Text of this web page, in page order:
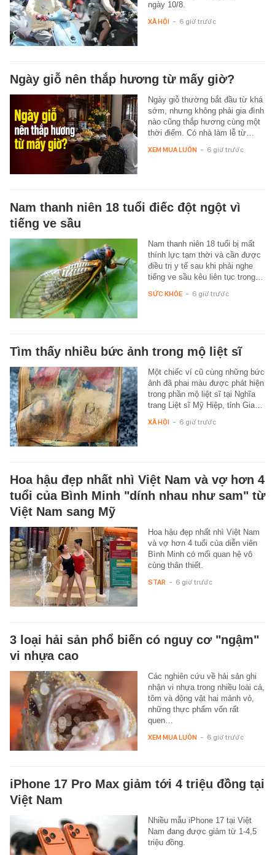
ngày 10/8.
XÃ HỘI - 6 giờ trước
Ngày giỗ nên thắp hương từ mấy giờ?
Ngày giỗ thường bắt đầu từ khá
sớm, nhưng không phải gia đình
nào cũng thắp hương cùng một
thời điểm. Có nhà làm lễ từ…
XEM MUA LUÔN - 6 giờ trước
Nam thanh niên 18 tuổi điếc đột ngột vì
tiếng ve sầu
Nam thanh niên 18 tuổi bị mất
thính lực tạm thời và cần được
điều trị y tế sau khi phải nghe
tiếng ve sầu kêu liên tục trong…
SỨC KHỎE - 6 giờ trước
Tìm thấy nhiều bức ảnh trong mộ liệt sĩ
Một chiếc ví cũ cùng những bức
ảnh đã phai màu được phát hiện
trong phần mộ liệt sĩ tại Nghĩa
trang Liệt sĩ Mỹ Hiệp, tỉnh Gia…
XÃ HỘI - 6 giờ trước
Hoa hậu đẹp nhất nhì Việt Nam và vợ hơn 4
tuổi của Bình Minh "dính nhau như sam" từ
Việt Nam sang Mỹ
Hoa hậu đẹp nhất nhì Việt Nam
và vợ hơn 4 tuổi của diễn viên
Bình Minh có mối quan hệ vô
cùng thân thiết.
STAR - 6 giờ trước
3 loại hải sản phổ biến có nguy cơ "ngậm"
vi nhựa cao
Các nghiên cứu về hải sản ghi
nhận vi nhựa trong nhiều loài cá,
tôm và động vật hai mảnh vỏ,
những thực phẩm vốn rất
quen…
XEM MUA LUÔN - 6 giờ trước
iPhone 17 Pro Max giảm tới 4 triệu đồng tại
Việt Nam
Nhiều mẫu iPhone 17 tại Việt
Nam đang được giảm từ 1-4,5
triệu đồng.